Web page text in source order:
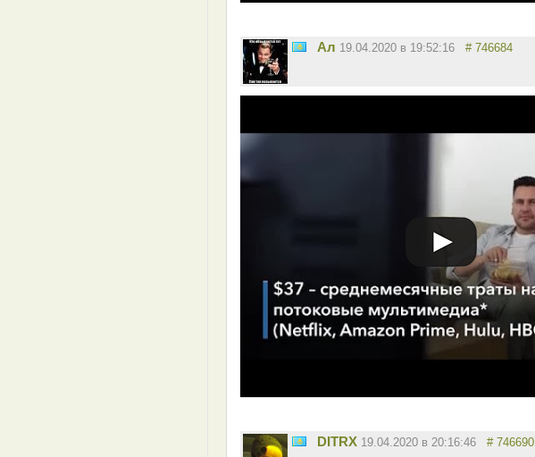
Ал 19.04.2020 в 19:52:16 # 746684
DITRX 19.04.2020 в 20:16:46 # 746690